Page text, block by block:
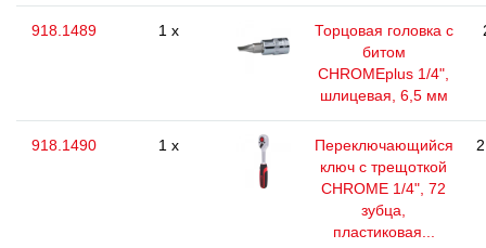
918.1489 1 x
Торцовая головка с
битом
CHROMEplus 1/4",
шлицевая, 6,5 мм
918.1490 1 x
Переключающийся
ключ с трещоткой
CHROME 1/4", 72
зубца,
пластиковая...